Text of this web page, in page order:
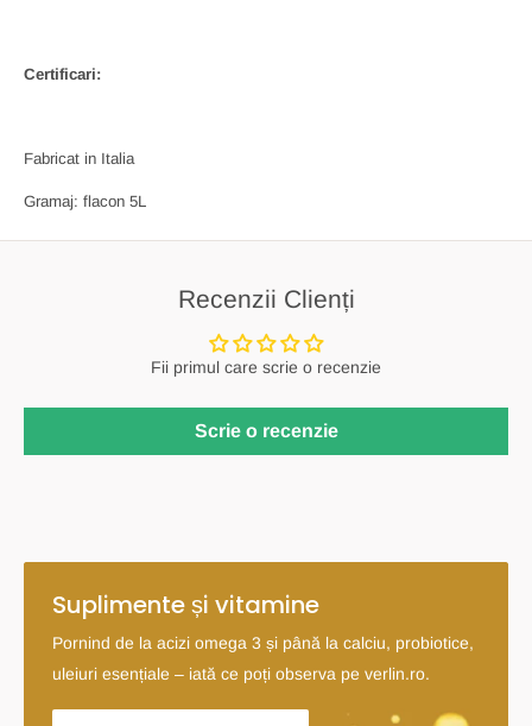
Certificari:
Fabricat in Italia
Gramaj: flacon 5L
Recenzii Clienți
Fii primul care scrie o recenzie
Scrie o recenzie
Suplimente și vitamine
Pornind de la acizi omega 3 și până la calciu, probiotice,
uleiuri esențiale – iată ce poți observa pe verlin.ro.